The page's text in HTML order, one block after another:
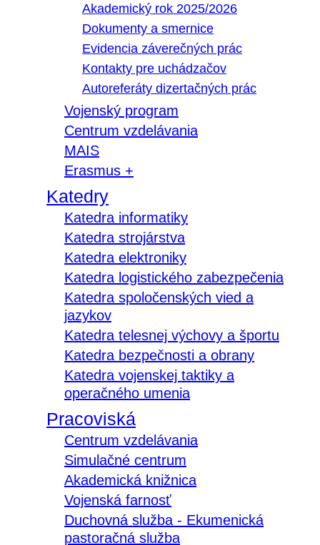
Akademický rok 2025/2026
Dokumenty a smernice
Evidencia záverečných prác
Kontakty pre uchádzačov
Autoreferáty dizertačných prác
Vojenský program
Centrum vzdelávania
MAIS
Erasmus +
Katedry
Katedra informatiky
Katedra strojárstva
Katedra elektroniky
Katedra logistického zabezpečenia
Katedra spoločenských vied a
jazykov
Katedra telesnej výchovy a športu
Katedra bezpečnosti a obrany
Katedra vojenskej taktiky a
operačného umenia
Pracoviská
Centrum vzdelávania
Simulačné centrum
Akademická knižnica
Vojenská farnosť
Duchovná služba - Ekumenická
pastoračná služba